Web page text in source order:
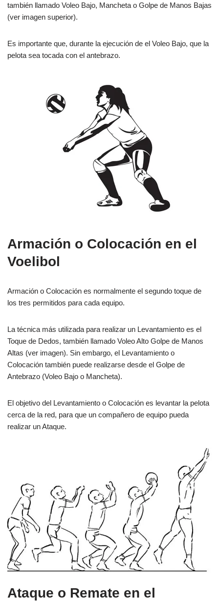
también llamado Voleo Bajo, Mancheta o Golpe de Manos Bajas
(ver imagen superior).
Es importante que, durante la ejecución de el Voleo Bajo, que la
pelota sea tocada con el antebrazo.
Armación o Colocación en el
Voelibol
Armación o Colocación es normalmente el segundo toque de
los tres permitidos para cada equipo.
La técnica más utilizada para realizar un Levantamiento es el
Toque de Dedos, también llamado Voleo Alto Golpe de Manos
Altas (ver imagen). Sin embargo, el Levantamiento o
Colocación también puede realizarse desde el Golpe de
Antebrazo (Voleo Bajo o Mancheta).
El objetivo del Levantamiento o Colocación es levantar la pelota
cerca de la red, para que un compañero de equipo pueda
realizar un Ataque.
Ataque o Remate en el